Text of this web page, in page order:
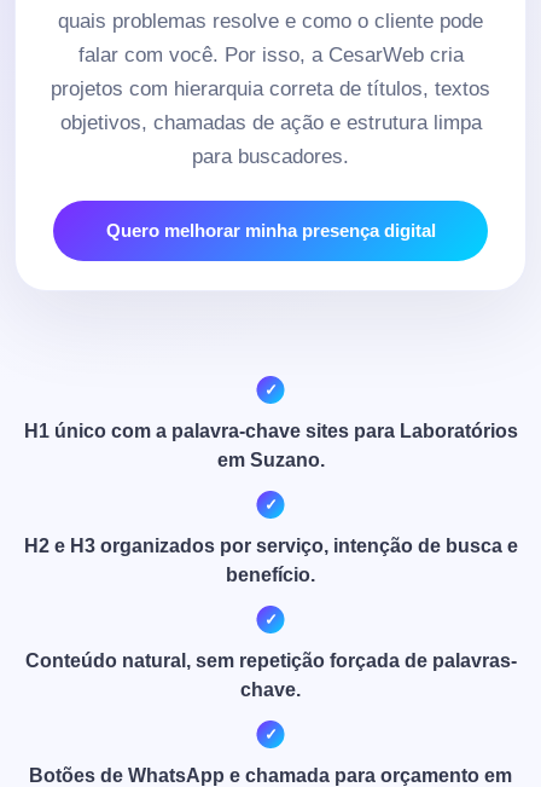
quais problemas resolve e como o cliente pode
falar com você. Por isso, a CesarWeb cria
projetos com hierarquia correta de títulos, textos
objetivos, chamadas de ação e estrutura limpa
para buscadores.
Quero melhorar minha presença digital
H1 único com a palavra-chave sites para Laboratórios
em Suzano.
H2 e H3 organizados por serviço, intenção de busca e
benefício.
Conteúdo natural, sem repetição forçada de palavras-
chave.
Botões de WhatsApp e chamada para orçamento em